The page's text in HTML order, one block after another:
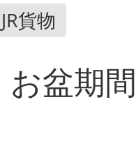
JR貨物
盆期